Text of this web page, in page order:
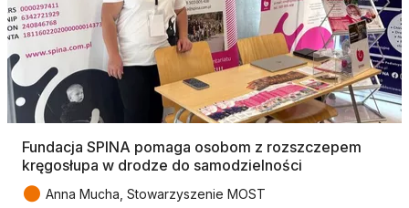
Fundacja SPINA pomaga osobom z rozszczepem
kręgosłupa w drodze do samodzielności
● Anna Mucha, Stowarzyszenie MOST